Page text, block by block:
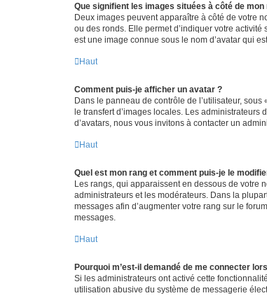
Que signifient les images situées à côté de mon
Deux images peuvent apparaître à côté de votre
ou des ronds. Elle permet d’indiquer votre
est une image connue sous le nom d’avatar qui
Haut
Comment puis-je afficher un avatar ?
Dans le panneau de contrôle de l’utilisateur,
le transfert d’images locales. Les
d’avatars, nous vous invitons à contacter un
Haut
Quel est mon rang et comment puis-je le
Les rangs, qui apparaissent en dessous de votre
administrateurs et les modérateurs. Dans la
messages afin d’augmenter votre rang sur le
messages.
Haut
Pourquoi m’est-il demandé de me connecter
Si les administrateurs ont activé cette
utilisation abusive du système de messagerie